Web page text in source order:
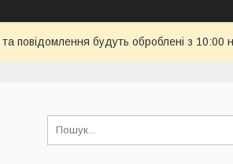
повідомлення будуть оброблені з 10:00